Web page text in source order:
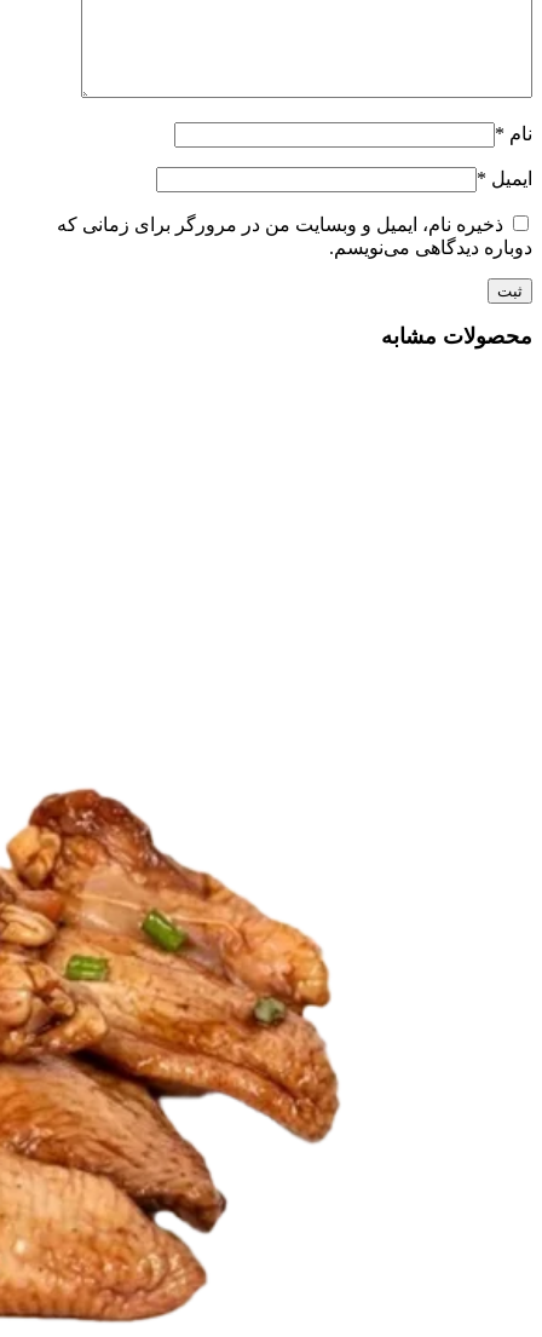
نام *
ایمیل *
ذخیره نام، ایمیل و وبسایت من در مرورگر برای زمانی که
دوباره دیدگاهی می‌نویسم.
محصولات مشابه